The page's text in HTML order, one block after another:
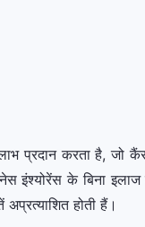
प्रदान करता है, जो
के बिना
होती हैं।